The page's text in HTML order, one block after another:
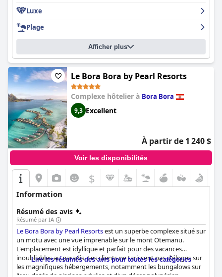
niveau. La plage est magnifique, avec une eau cristalline et des
activités pour les clients. Les activités exceptionnelles, les
installations haut de gamme et le personnel exceptionnel du
complexe créent des vacances incomparablement spéciales.
L'InterContinental Bora Bora & Thalasso Spa est un complexe de
luxe incontournable qui offre des services de haute qualité dans
un environnement paradisiaque.
Luxe
Plage
Afficher plus
Le Bora Bora by Pearl Resorts
Complexe hôtelier à Bora Bora
9,3 Excellent
À partir de 1 240 $
Voir les disponibilités
$
Information
Résumé des avis
Résumé par IA
Le Bora Bora by Pearl Resortsest un superbe complexe situé sur
un motu avec une vue imprenable sur le mont Otemanu.
L'emplacement est idyllique et parfait pour des vacances
inoubliables au paradis. Les clients ne tarissent pas d'éloges sur
les magnifiques hébergements, notamment les bungalows sur
Lire les résumés des avis pour toutes les catégories